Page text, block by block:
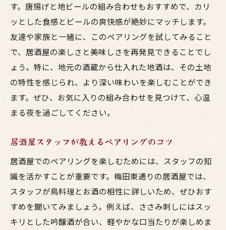
す。唐揚げと地ビールの組み合わせもおすすめで、カリ
ッとした食感とビールの爽快感が絶妙にマッチします。
友達や家族と一緒に、このペアリングを試してみること
で、居酒屋の楽しさと美味しさを再発見できることでし
ょう。特に、地元の酒蔵から仕入れた地酒は、その土地
の特性を感じられ、より深い味わいを楽しむことができ
ます。ぜひ、お気に入りの組み合わせを見つけて、心温
まる夜を過ごしてください。
居酒屋スタッフが教えるペアリングのコツ
居酒屋でのペアリングを楽しむためには、スタッフの知
識を活かすことが重要です。梅田東通りの居酒屋では、
スタッフが鳥料理とお酒の相性に詳しいため、ぜひおす
すめを聞いてみましょう。例えば、ささみ刺しにはスッ
キリとした吟醸酒が合い、軽やかな口当たりが楽しめま